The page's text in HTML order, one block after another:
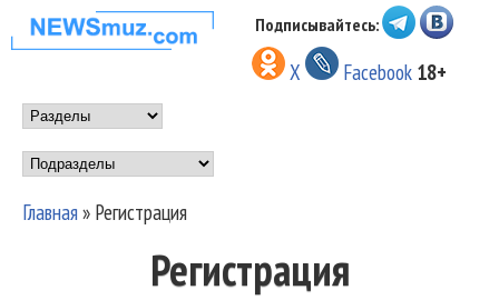
Перейти к основному
содержанию
НОВОСТИ
МУЗЫКИ И
ШОУ БИЗНЕСА
NEWSMUZ.COM
Подписывайтесь:
X Facebook 18+
Main menu
Подразделы
Главная» Регистрация
Регистрация